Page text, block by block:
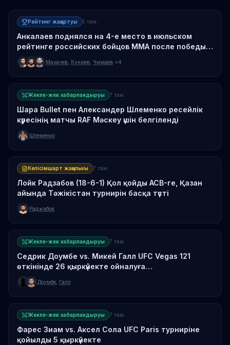
Рейтинг жаңартуы 5 там.
Анкалаев поднялся на 4-е место в июльском
рейтинге российских бойцов MMA после победы
над Гусковым
Махачев Куниев Чимаев +4
Жекпе-жек хабарландыруы 7 там.
Шара Bullet пен Александер Шлеменко ресейлік
күресінің матчы RAF Мәскеу үшін белгіленді
Шлеменко
Келісімшарт жаңалығы 7 там.
Лойк Радзабов (18-6-1) Қол қойды ACB-ге, Қазан
айында Тәжікістан турнирін басқа түсті
Раджабов
Жекпе-жек хабарландыруы 7 там.
Седрик Доумбе vs. Микей Галл UFC Vegas 121
өткінінде 26 қыркүйекте ойналуға
ұйымдастырылуда
Доумбе Галл
Жекпе-жек хабарландыруы 7 там.
Фарес Зиам vs. Аксел Сола UFC Paris турниріне
қойылды 5 қыркүйекте